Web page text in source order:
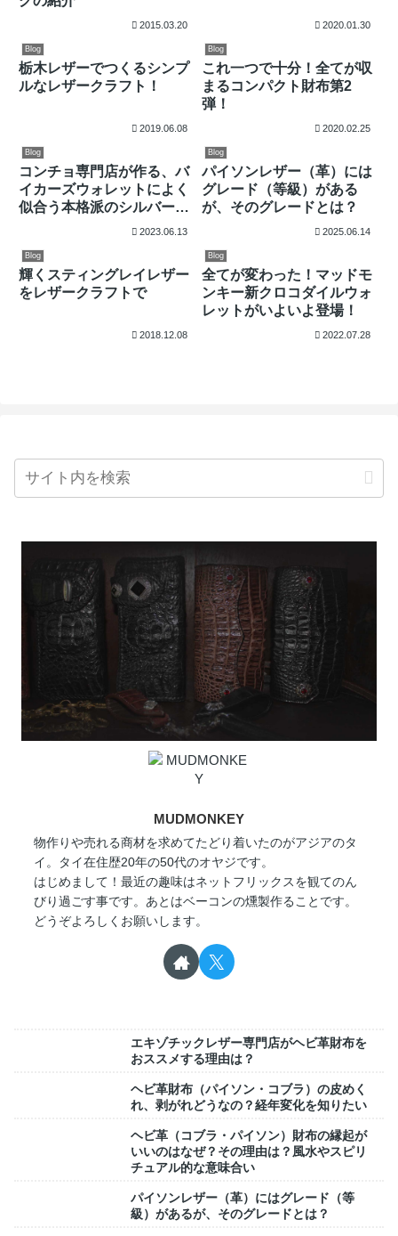
2015.03.20 2020.01.30
Blog
栃木レザーでつくるシンプ
ルなレザークラフト！
2019.06.08
Blog
これ一つで十分！全てが収
まるコンパクト財布第2
弾！
2020.02.25
Blog
コンチョ専門店が作る、バ
イカーズウォレットによく
似合う本格派のシルバーコ
ンチョ、天然ターコイズシ
2023.06.13
Blog
パイソンレザー（革）には
グレード（等級）がある
が、そのグレードとは？
2025.06.14
Blog
輝くスティングレイレザー
をレザークラフトで
2018.12.08
Blog
全てが変わった！マッドモ
ンキー新クロコダイルウォ
レットがいよいよ登場！
2022.07.28
MUDMONKEY
物作りや売れる商材を求めてたどり着いたのがアジアのタ
イ。タイ在住歴20年の50代のオヤジです。
はじめまして！最近の趣味はネットフリックスを観てのん
びり過ごす事です。あとはベーコンの燻製作ることです。
どうぞよろしくお願いします。
エキゾチックレザー専門店がヘビ革財布を
おススメする理由は？
ヘビ革財布（パイソン・コブラ）の皮めく
れ、剥がれどうなの？経年変化を知りたい
ヘビ革（コブラ・パイソン）財布の縁起が
いいのはなぜ？その理由は？風水やスピリ
チュアル的な意味合い
パイソンレザー（革）にはグレード（等
級）があるが、そのグレードとは？